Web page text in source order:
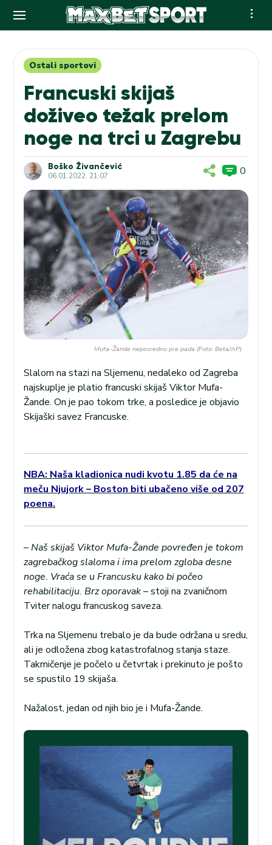
contentOstali sportovi
Francuski skijaš
doživeo težak prelom
noge na trci u Zagrebu
Boško Živančević
06.01.2022. 21:07 0
Mufa-Žande neposredno pre pada (Foto: Beta/AP)
Slalom na stazi na Sljemenu, nedaleko od Zagreba
najskuplje je platio francuski skijaš Viktor Mufa-
Žande. On je pao tokom trke, a posledice je objavio
Skijaški savez Francuske.
NBA: Naša kladionica nudi kvotu 1.85 da će na
meču Njujork – Boston biti ubačeno više od 207
poena.
–Naš skijaš Viktor Mufa-Žande povređen je tokom
zagrebačkog slaloma i ima prelom zgloba desne
noge. Vraća se u Francusku kako bi počeo
rehabilitaciju. Brz oporavak– stoji na zvaničnom
Tviter nalogu francuskog saveza.
Trka na Sljemenu trebalo je da bude održana u sredu,
ali je odložena zbog katastrofalnog stanja staze.
Takmičenje je počelo u četvrtak i prekinuto je pošto
se spustilo 19 skijaša.
Nažalost, jedan od njih bio je i Mufa-Žande.